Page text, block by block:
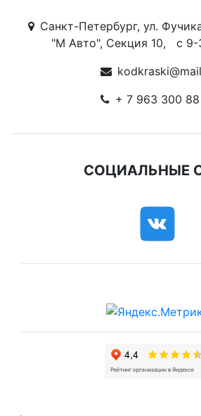
Санкт-Петербург, ул.
"М Авто", Секция 10, c 9-
+ 7 963 300 88
СОЦИАЛЬНЫЕ